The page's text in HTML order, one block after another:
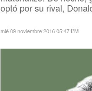
optó por su rival,
mié 09 noviembre 2016 05:47 PM